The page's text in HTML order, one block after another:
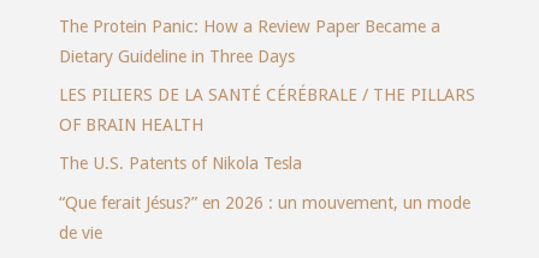
The Protein Panic: How a Review Paper Became a
Dietary Guideline in Three Days
LES PILIERS DE LA SANTÉ CÉRÉBRALE / THE PILLARS
OF BRAIN HEALTH
The U.S. Patents of Nikola Tesla
“Que ferait Jésus?” en 2026 : un mouvement, un mode
de vie